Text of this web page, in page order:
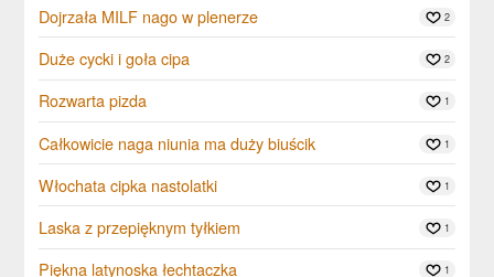
Dojrzała MILF nago w plenerze 2
Duże cycki i goła cipa 2
Rozwarta pizda 1
Całkowicie naga niunia ma duży biuścik 1
Włochata cipka nastolatki 1
Laska z przepięknym tyłkiem 1
Piękna latynoska łechtaczka 1